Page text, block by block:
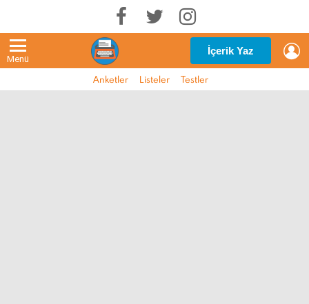
Menü
İçerik Yaz
Anketler Listeler Testler